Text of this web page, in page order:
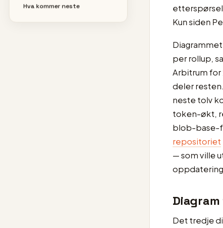
Kun siden
per rollup,
Arbitrum for
deler
neste tolv
token-økt,
blob-base-
repositoriet
— som ville
Det tredje
Hva kommer neste